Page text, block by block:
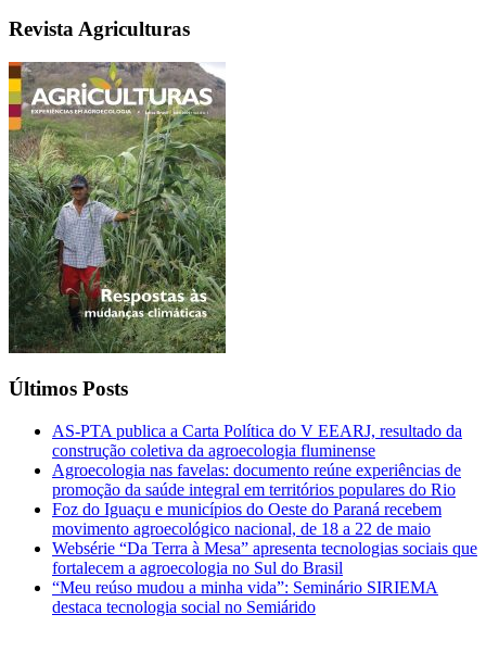
Revista Agriculturas
Últimos Posts
AS-PTA publica a Carta Política do V EEARJ, resultado da
construção coletiva da agroecologia fluminense
Agroecologia nas favelas: documento reúne experiências de
promoção da saúde integral em territórios populares do Rio
Foz do Iguaçu e municípios do Oeste do Paraná recebem
movimento agroecológico nacional, de 18 a 22 de maio
Websérie “Da Terra à Mesa” apresenta tecnologias sociais que
fortalecem a agroecologia no Sul do Brasil
“Meu reúso mudou a minha vida”: Seminário SIRIEMA
destaca tecnologia social no Semiárido